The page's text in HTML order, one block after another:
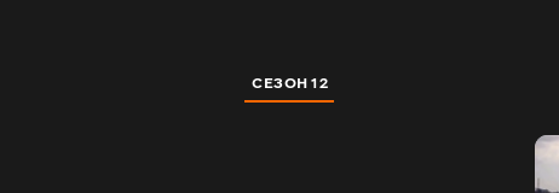
СЕЗОН 12